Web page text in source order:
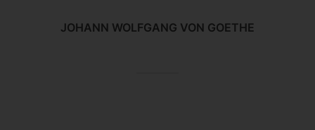
JOHANN WOLFGANG VON GOETHE